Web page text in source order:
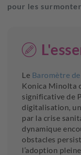
pour les
Le Baromètre
Konica Minolta
significative de
digitalisation,
par la crise
dynamique
obstacles
l’adoption